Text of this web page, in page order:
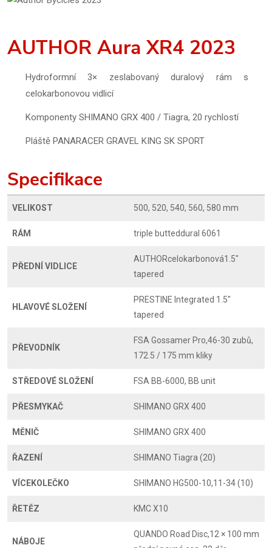
AUTHOR Aura XR4 2023
Hydroformní 3× zeslabovaný duralový rám s
celokarbonovou vidlicí
Komponenty SHIMANO GRX 400 / Tiagra, 20 rychlostí
Pláště PANARACER GRAVEL KING SK SPORT
Specifikace
VELIKOST 500, 520, 540, 560, 580 mm
RÁM triple butteddural 6061
PŘEDNÍ VIDLICE
AUTHORcelokarbonová1.5"
tapered
HLAVOVÉ SLOŽENÍ
PRESTINE Integrated 1.5"
tapered
PŘEVODNÍK
FSA Gossamer Pro,46-30 zubů,
172.5 / 175 mm kliky
STŘEDOVÉ SLOŽENÍ FSA BB-6000, BB unit
PŘESMYKAČ SHIMANO GRX 400
MĚNIČ SHIMANO GRX 400
ŘAZENÍ SHIMANO Tiagra (20)
VÍCEKOLEČKO SHIMANO HG500-10,11-34 (10)
ŘETĚZ KMC X10
NÁBOJE
QUANDO Road Disc,12 × 100 mm